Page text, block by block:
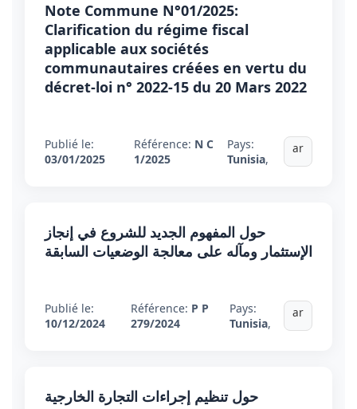
Note Commune N°01/2025:
Clarification du régime fiscal
applicable aux sociétés
communautaires créées en vertu du
décret-loi n° 2022-15 du 20 Mars 2022
Publié le:
03/01/2025
Référence: N C
1/2025
Pays:
Tunisia,
ar
حول المفهوم الجديد للشروع في إنجاز
الإستثمار ومآله على معالجة الوضعيات السابقة
Publié le:
10/12/2024
Référence: P P
279/2024
Pays:
Tunisia,
ar
حول تنظيم إجراءات التجارة الخارجية